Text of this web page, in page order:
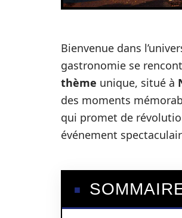
Bienvenue dans
gastronomie se
thème unique, situé à
des moments
qui promet de
événement